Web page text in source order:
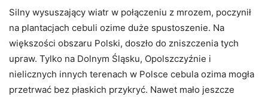
Silny wysuszający wiatr w połączeniu z mrozem, poczynił
na plantacjach cebuli ozime duże spustoszenie. Na
większości obszaru Polski, doszło do zniszczenia tych
upraw. Tylko na Dolnym Śląsku, Opolszczyźnie i
nielicznych innych terenach w Polsce cebula ozima mogła
przetrwać bez płaskich przykryć. Nawet mało jeszcze